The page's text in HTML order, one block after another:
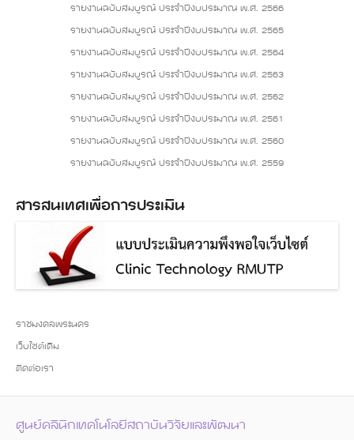
รายงานฉบับสมบูรณ์ ประจำปีงบประมาณ พ.ศ. 2566
รายงานฉบับสมบูรณ์ ประจำปีงบประมาณ พ.ศ. 2565
รายงานฉบับสมบูรณ์ ประจำปีงบประมาณ พ.ศ. 2564
รายงานฉบับสมบูรณ์ ประจำปีงบประมาณ พ.ศ. 2563
รายงานฉบับสมบูรณ์ ประจำปีงบประมาณ พ.ศ. 2562
รายงานฉบับสมบูรณ์ ประจำปีงบประมาณ พ.ศ. 2561
รายงานฉบับสมบูรณ์ ประจำปีงบประมาณ พ.ศ. 2560
รายงานฉบับสมบูรณ์ ประจำปีงบประมาณ พ.ศ. 2559
สารสนเทศเพื่อการประเมิน
ราชมงคลพระนคร
เว็บไซต์เดิม
ติดต่อเรา
ศูนย์คลินิกเทคโนโลยีสถาบันวิจัยและพัฒนา